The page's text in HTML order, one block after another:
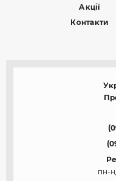
Акції
Контакти
пн-